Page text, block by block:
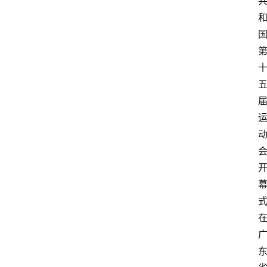
和
国
第
十
五
届
运
动
会
开
幕
式
在
广
东